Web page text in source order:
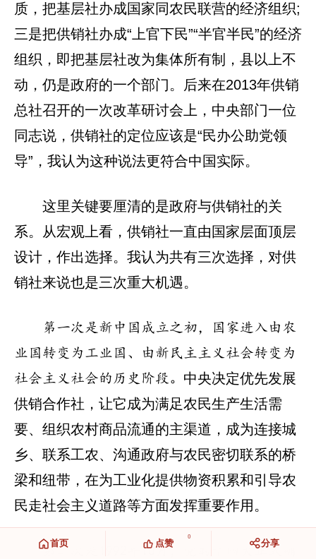
质，把基层社办成国家同农民联营的经济组织;
三是把供销社办成“上官下民”“半官半民”的经济
组织，即把基层社改为集体所有制，县以上不
动，仍是政府的一个部门。后来在2013年供销
总社召开的一次改革研讨会上，中央部门一位
同志说，供销社的定位应该是“民办公助党领
导”，我认为这种说法更符合中国实际。
这里关键要厘清的是政府与供销社的关
系。从宏观上看，供销社一直由国家层面顶层
设计，作出选择。我认为共有三次选择，对供
销社来说也是三次重大机遇。
第一次是新中国成立之初，国家进入由农
业国转变为工业国、由新民主主义社会转变为
社会主义社会的历史阶段。 中央决定优先发展
供销合作社，让它成为满足农民生产生活需
要、组织农村商品流通的主渠道，成为连接城
乡、联系工农、沟通政府与农民密切联系的桥
梁和纽带，在为工业化提供物资积累和引导农
民走社会主义道路等方面发挥重要作用。
第二次是1992年10月，党的十四大正式确
首页
0
点赞 分享